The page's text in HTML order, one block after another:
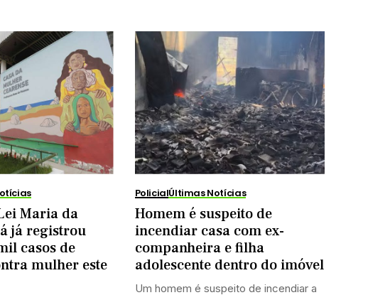
Maria da
já registrou
casos de
mulher este
PolicialÚltimas Notícias
Homem é suspeito de
incendiar casa com ex-
companheira e filha
adolescente dentro do imóvel
Um homem é suspeito de incendiar a